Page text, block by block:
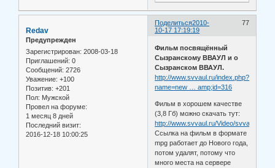
Поделиться 77
2010-
10-17 17:19:19
Redav
Предупрежден
Зарегистрирован: 2008-03-18
Приглашений: 0
Сообщений: 2726
Уважение: +100
Позитив: +201
Пол: Мужской
Провел на форуме:
1 месяц 8 дней
Последний визит:
2016-12-18 10:00:25
Фильм посвящённый
Сызранскому ВВАУЛ и о
Сызранском ВВАУЛ.
http://www.svvaul.ru/index.php?
name=new … amp;id=316
Фильм в хорошем качестве
(3,8 Гб) можно скачать тут:
http://www.svvaul.ru/Video/
Ссылка на фильм в формате
mpg работает до Нового года,
потом удалят, потому что
много места на сервере